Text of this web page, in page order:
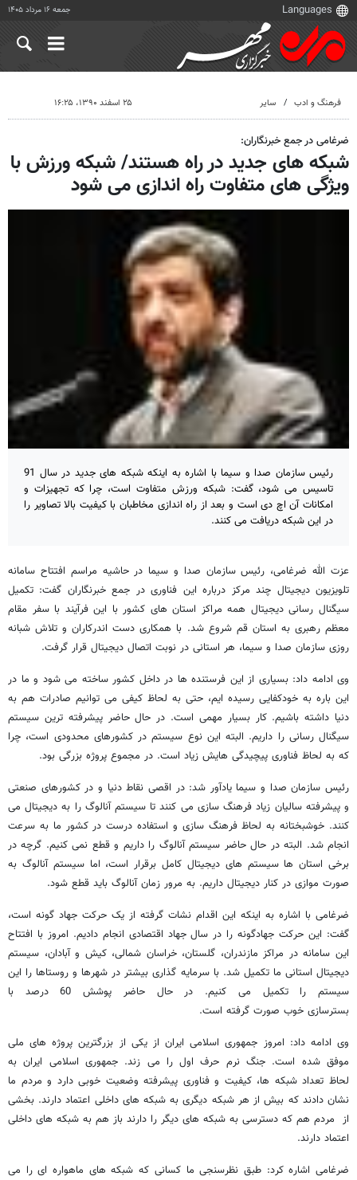
جمعه ۱۶ مرداد ۱۴۰۵
فرهنگ و ادب سایر ۲۵ اسفند ۱۳۹۰، ۱۶:۲۵
ضرغامی در جمع خبرنگاران:
شبکه های جدید در راه هستند/ شبکه ورزش با
ویژگی های متفاوت راه اندازی می شود
رئیس سازمان صدا و سیما با اشاره به اینکه شبکه های جدید در سال 91
تاسیس می شود، گفت: شبکه ورزش متفاوت است، چرا که تجهیزات و
امکانات آن اچ دی است و بعد از راه اندازی مخاطبان با کیفیت بالا تصاویر را
در این شبکه دریافت می کنند.
عزت الله ضرغامی، رئیس سازمان صدا و سیما در حاشیه مراسم افتتاح سامانه
تلویزیون دیجیتال چند مرکز درباره این فناوری در جمع خبرنگاران گفت: تکمیل
سیگنال رسانی دیجیتال همه مراکز استان های کشور با این فرآیند با سفر مقام
معظم رهبری به استان قم شروع شد. با همکاری دست اندرکاران و تلاش شبانه
روزی سازمان صدا و سیما، هر استانی در نوبت اتصال دیجیتال قرار گرفت.
وی ادامه داد: بسیاری از این فرستنده ها در داخل کشور ساخته می شود و ما در
این باره به خودکفایی رسیده ایم، حتی به لحاظ کیفی می توانیم صادرات هم به
دنیا داشته باشیم. کار بسیار مهمی است. در حال حاضر پیشرفته ترین سیستم
سیگنال رسانی را داریم. البته این نوع سیستم در کشورهای محدودی است، چرا
که به لحاظ فناوری پیچیدگی هایش زیاد است. در مجموع پروژه بزرگی بود.
رئیس سازمان صدا و سیما یادآور شد: در اقصی نقاط دنیا و در کشورهای صنعتی
و پیشرفته سالیان زیاد فرهنگ سازی می کنند تا سیستم آنالوگ را به دیجیتال می
کنند. خوشبختانه به لحاظ فرهنگ سازی و استفاده درست در کشور ما به سرعت
انجام شد. البته در حال حاضر سیستم آنالوگ را داریم و قطع نمی کنیم. گرچه در
برخی استان ها سیستم های دیجیتال کامل برقرار است، اما سیستم آنالوگ به
صورت موازی در کنار دیجیتال داریم. به مرور زمان آنالوگ باید قطع شود.
ضرغامی با اشاره به اینکه این اقدام نشات گرفته از یک حرکت جهاد گونه است،
گفت: این حرکت جهادگونه را در سال جهاد اقتصادی انجام دادیم. امروز با افتتاح
این سامانه در مراکز مازندران، گلستان، خراسان شمالی، کیش و آبادان، سیستم
دیجیتال استانی ما تکمیل شد. با سرمایه گذاری بیشتر در شهرها و روستاها را این
سیستم را تکمیل می کنیم. در حال حاضر پوشش 60 درصد با
بسترسازی خوب صورت گرفته است.
وی ادامه داد: امروز جمهوری اسلامی ایران از یکی از بزرگترین پروژه های ملی
موفق شده است. جنگ نرم حرف اول را می زند. جمهوری اسلامی ایران به
لحاظ تعداد شبکه ها، کیفیت و فناوری پیشرفته وضعیت خوبی دارد و مردم ما
نشان دادند که بیش از هر شبکه دیگری به شبکه های داخلی اعتماد دارند. بخشی
از مردم هم که دسترسی به شبکه های دیگر را دارند باز هم به شبکه های داخلی
اعتماد دارند.
ضرغامی اشاره کرد: طبق نظرسنجی ما کسانی که شبکه های ماهواره ای را می